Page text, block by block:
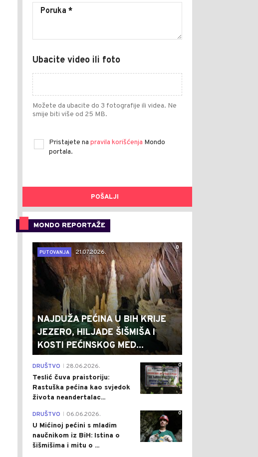
Ubacite video ili foto
Možete da ubacite do 3 fotografije ili videa. Ne
smije biti više od 25 MB.
Pristajete na pravila korišćenja Mondo
portala.
POŠALJI
MONDO REPORTAŽE
0
PUTOVANJA
21.07.2026.
NAJDUŽA PEĆINA U BIH KRIJE
JEZERO, HILJADE ŠIŠMIŠA I
KOSTI PEĆINSKOG MED...
0
DRUŠTVO 28.06.2026.
Teslić čuva praistoriju:
Rastuška pećina kao svjedok
života neandertalac...
0
DRUŠTVO 06.06.2026.
U Mićinoj pećini s mladim
naučnikom iz BiH: Istina o
šišmišima i mitu o ...